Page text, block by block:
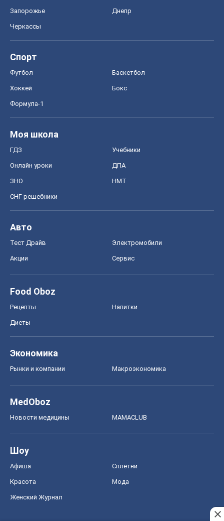
Запорожье Днепр
Черкассы
Спорт
Футбол Баскетбол
Хоккей Бокс
Формула-1
Моя школа
ГДЗ Учебники
Онлайн уроки ДПА
ЗНО НМТ
СНГ решебники
Авто
Тест Драйв Электромобили
Акции Сервис
Food Oboz
Рецепты Напитки
Диеты
Экономика
Рынки и компании Mакроэкономика
MedOboz
Новости медицины MAMACLUB
Шоу
Афиша Сплетни
Красота Мода
Женский Журнал